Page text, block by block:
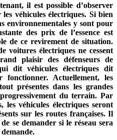
il est possible d’observer
véhicules électriques. Si bien
environnementales y sont pour
des prix de l’essence est
de ce revirement de situation.
voitures électriques ne cessent
plaisir des défenseurs de
dit véhicules électriques dit
Actuellement, les
présentes dans les grandes
du terrain. Par
les véhicules électriques seront
sur les routes françaises. Il
se demander si le réseau sera